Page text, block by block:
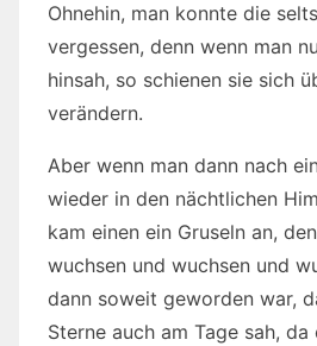
Ohnehin, man konnte die
vergessen, denn wenn man
hinsah, so schienen sie sich
verändern.
Aber wenn man dann nach
wieder in den nächtlichen
kam einen ein Gruseln an,
wuchsen und wuchsen und
dann soweit geworden war,
Sterne auch am Tage sah,